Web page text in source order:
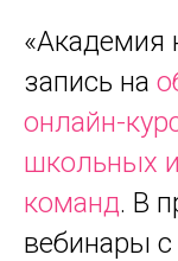
«Академия
запись на
онлайн-
школьных
команд. В
вебинары с